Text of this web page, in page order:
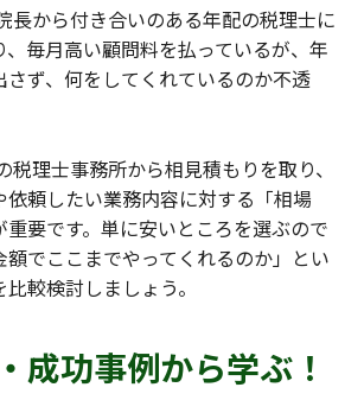
長から付き合いのある年配の税理士に
毎月高い顧問料を払っているが、年
さず、何をしてくれているのか不透
税理士事務所から相見積もりを取り、
依頼したい業務内容に対する「相場
要です。単に安いところを選ぶので
額でここまでやってくれるのか」とい
較検討しましょう。
成功事例から学ぶ！